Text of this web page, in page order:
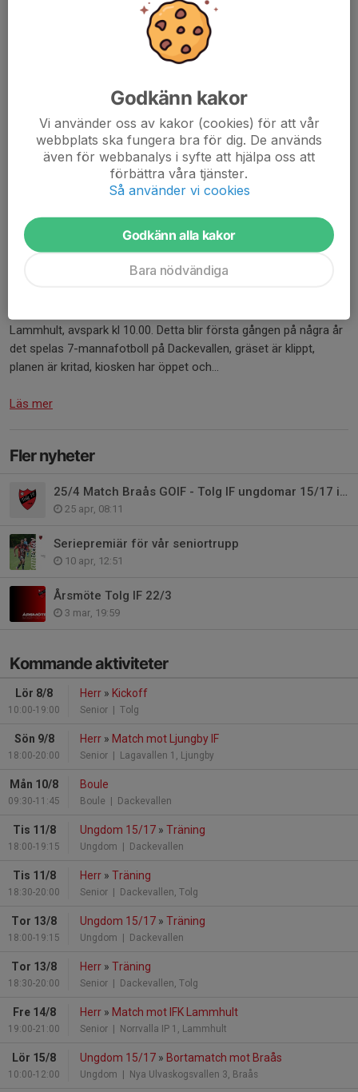
Lammhult, avspark kl 10.00. Detta blir första gången på några år
det spelas 7-mannafotboll på Dackevallen, gräset är klippt,
planen är kritad, kiosken har öppet och...
Läs mer
Fler nyheter
25/4 Match Braås GOIF - Tolg IF ungdomar 15/17 i Braås.
25 apr, 08:11
Seriepremiär för vår seniortrupp
10 apr, 12:51
Årsmöte Tolg IF 22/3
3 mar, 19:59
Kommande aktiviteter
Lör 8/8
10:00-19:00
Herr » Kickoff
Senior | Tolg
Sön 9/8
18:00-20:00
Herr » Match mot Ljungby IF
Senior | Lagavallen 1, Ljungby
Mån 10/8
09:30-11:45
Boule
Boule | Dackevallen
Tis 11/8
18:00-19:15
Ungdom 15/17 » Träning
Ungdom | Dackevallen
Tis 11/8
18:30-20:00
Herr » Träning
Senior | Dackevallen, Tolg
Tor 13/8
18:00-19:15
Ungdom 15/17 » Träning
Ungdom | Dackevallen
Tor 13/8
18:30-20:00
Herr » Träning
Senior | Dackevallen, Tolg
Fre 14/8
19:00-21:00
Herr » Match mot IFK Lammhult
Senior | Norrvalla IP 1, Lammhult
Lör 15/8
10:00-12:00
Ungdom 15/17 » Bortamatch mot Braås
Ungdom | Nya Ulvaskogsvallen 3, Braås
Godkänn kakor
Vi använder oss av kakor (cookies) för att vår
webbplats ska fungera bra för dig. De används
även för webbanalys i syfte att hjälpa oss att
förbättra våra tjänster.
Så använder vi cookies
Godkänn alla kakor
Bara nödvändiga